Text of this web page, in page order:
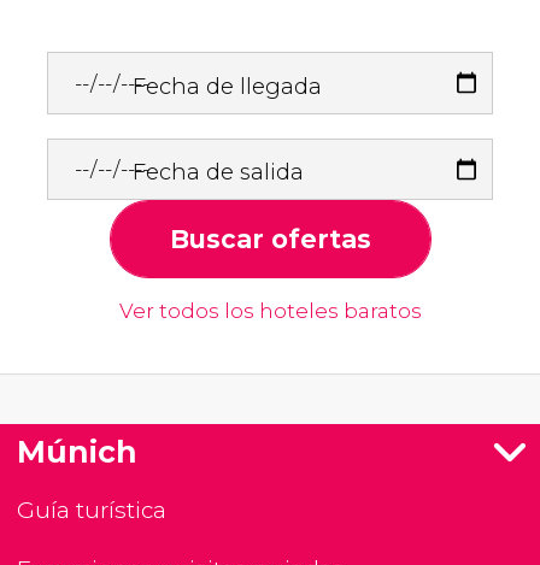
Fecha de llegada
Fecha de salida
Buscar ofertas
Ver todos los hoteles baratos
Múnich
Guía turística